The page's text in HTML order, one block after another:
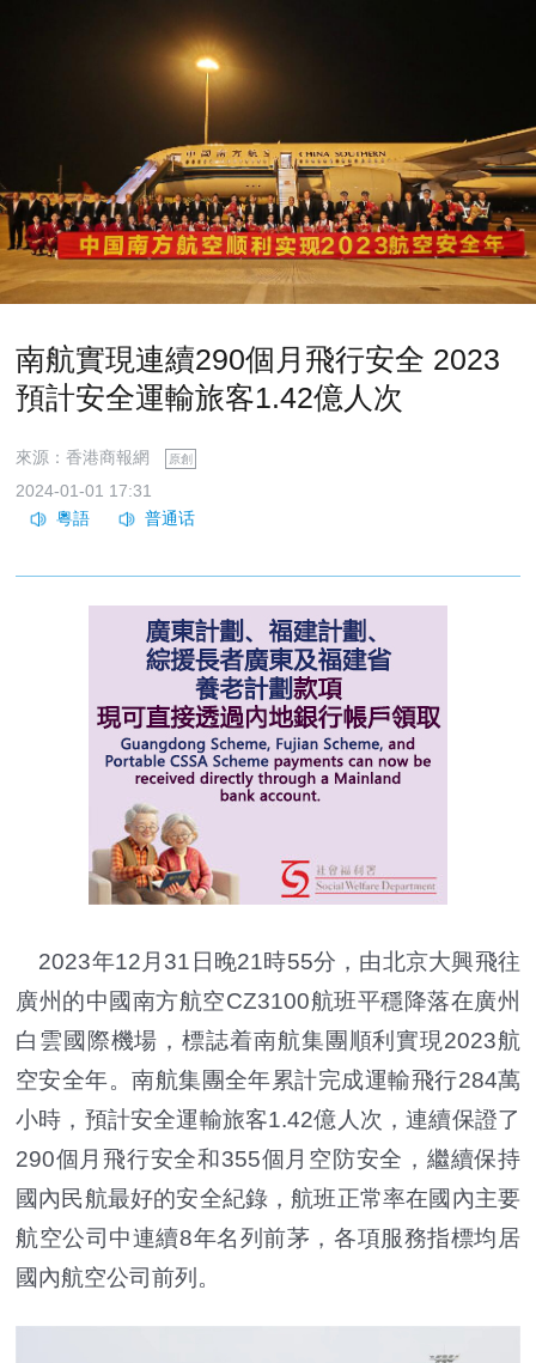
南航實現連續290個月飛行安全 2023
預計安全運輸旅客1.42億人次
來源：香港商報網 原創
2024-01-01 17:31
2023年12月31日晚21時55分，由北京大興飛往
廣州的中國南方航空CZ3100航班平穩降落在廣州
白雲國際機場，標誌着南航集團順利實現2023航
空安全年。南航集團全年累計完成運輸飛行284萬
小時，預計安全運輸旅客1.42億人次，連續保證了
290個月飛行安全和355個月空防安全，繼續保持
國內民航最好的安全紀錄，航班正常率在國內主要
航空公司中連續8年名列前茅，各項服務指標均居
國內航空公司前列。